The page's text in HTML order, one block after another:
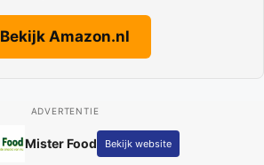
Bekijk Amazon.nl
ADVERTENTIE
Fotografie Kay Schepers Bekijk website